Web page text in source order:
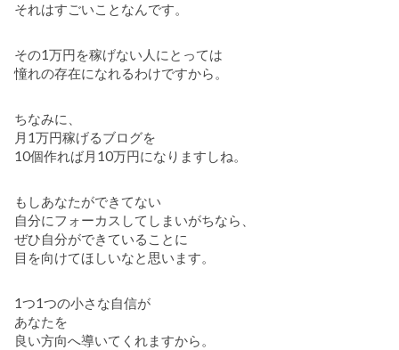
それはすごいことなんです。
その1万円を稼げない人にとっては
憧れの存在になれるわけですから。
ちなみに、
月1万円稼げるブログを
10個作れば月10万円になりますしね。
もしあなたができてない
自分にフォーカスしてしまいがちなら、
ぜひ自分ができていることに
目を向けてほしいなと思います。
1つ1つの小さな自信が
あなたを
良い方向へ導いてくれますから。